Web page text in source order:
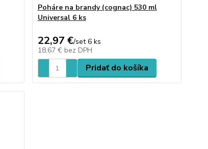
Poháre na brandy (cognac) 530 ml
Universal 6 ks
22,97 €/set 6 ks
18,67 € bez DPH
Pridať do košíka